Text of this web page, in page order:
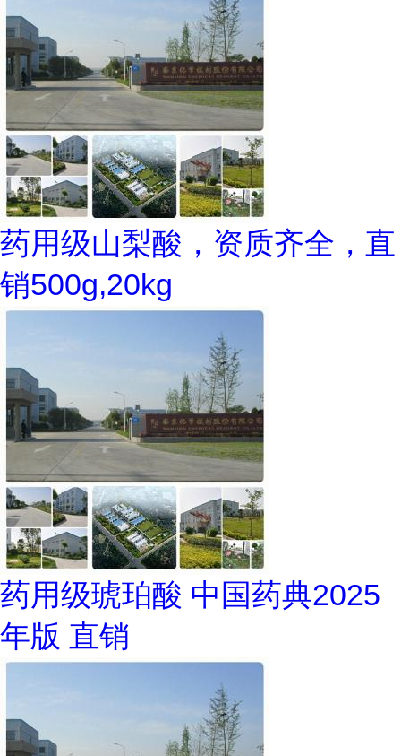
药用级山梨酸，资质齐全，直
销500g,20kg
药用级琥珀酸 中国药典2025
年版 直销